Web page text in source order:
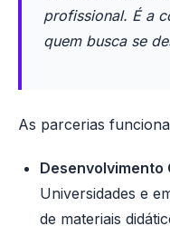
profissional. É a
quem busca se
As parcerias
Desenvolvimento
Universidades e
de materiais